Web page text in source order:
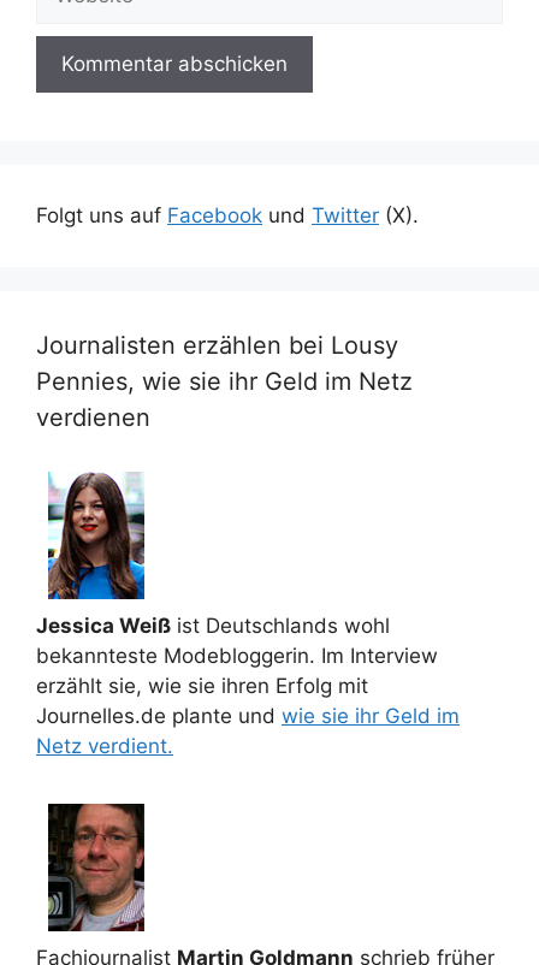
Folgt uns auf Facebook und Twitter (X).
Journalisten erzählen bei Lousy
Pennies, wie sie ihr Geld im Netz
verdienen
Jessica Weiß ist Deutschlands wohl
bekannteste Modebloggerin. Im Interview
erzählt sie, wie sie ihren Erfolg mit
Journelles.de plante und wie sie ihr Geld im
Netz verdient.
Fachjournalist Martin Goldmann schrieb früher